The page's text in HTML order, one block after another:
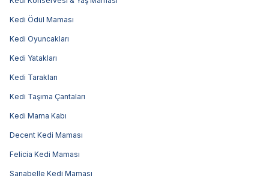
Kedi Ödül Maması
Kedi Oyuncakları
Kedi Yatakları
Kedi Tarakları
Kedi Taşıma Çantaları
Kedi Mama Kabı
Decent Kedi Maması
Felicia Kedi Maması
Sanabelle Kedi Maması